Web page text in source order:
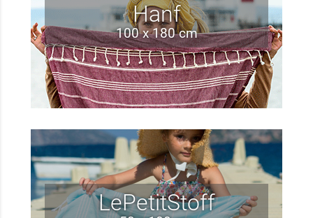
Hanf
100 x 180 cm
LePetitStoff